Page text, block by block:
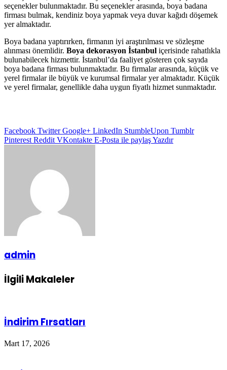
seçenekler bulunmaktadır. Bu seçenekler arasında, boya badana
firması bulmak, kendiniz boya yapmak veya duvar kağıdı döşemek
yer almaktadır.
Boya badana yaptırırken, firmanın iyi araştırılması ve sözleşme
alınması önemlidir. Boya dekorasyon İstanbul içerisinde rahatlıkla
bulunabilecek hizmettir. İstanbul’da faaliyet gösteren çok sayıda
boya badana firması bulunmaktadır. Bu firmalar arasında, küçük ve
yerel firmalar ile büyük ve kurumsal firmalar yer almaktadır. Küçük
ve yerel firmalar, genellikle daha uygun fiyatlı hizmet sunmaktadır.
Facebook Twitter Google+ LinkedIn StumbleUpon Tumblr
Pinterest Reddit VKontakte E-Posta ile paylaşYazdır
admin
İlgili Makaleler
İndirim Fırsatları
Mart 17, 2026